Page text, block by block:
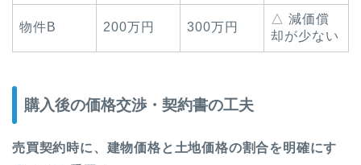
物件B 200万円 300万円
△ 減価償
却が少ない
購入後の価格交渉・契約書の工夫
売買契約時に、建物価格と土地価格の割合を明確にす